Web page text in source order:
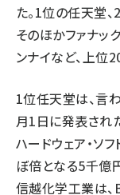
た。1位の任天堂
そのほかファナッ
ンナイなど、上位
1位任天堂は、言
月1日に発表され
ハードウェア・ソ
ぼ倍となる5千億
信越化学工業は